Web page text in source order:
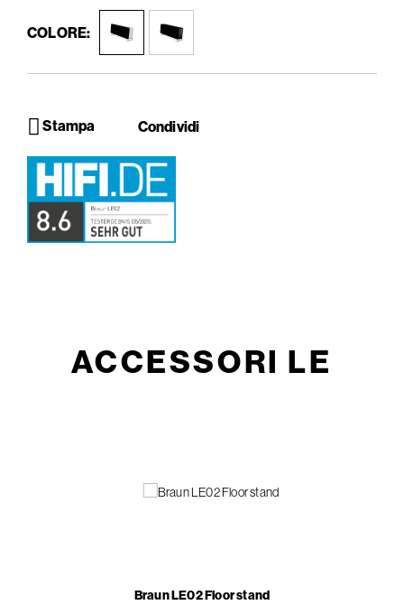
COLORE:
Stampa Condividi
ACCESSORI LE
Braun LE02 Floor stand